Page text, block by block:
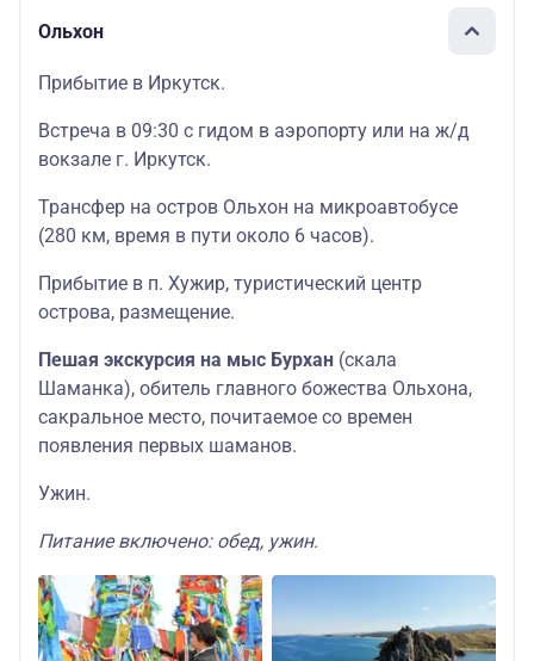
Ольхон
Прибытие в Иркутск.
Встреча в 09:30 с гидом в аэропорту или на ж/д
вокзале г. Иркутск.
Трансфер на остров Ольхон на микроавтобусе
(280 км, время в пути около 6 часов).
Прибытие в п. Хужир, туристический центр
острова, размещение.
Пешая экскурсия на мыс Бурхан (скала
Шаманка), обитель главного божества Ольхона,
сакральное место, почитаемое со времен
появления первых шаманов.
Ужин.
Питание включено: обед, ужин.